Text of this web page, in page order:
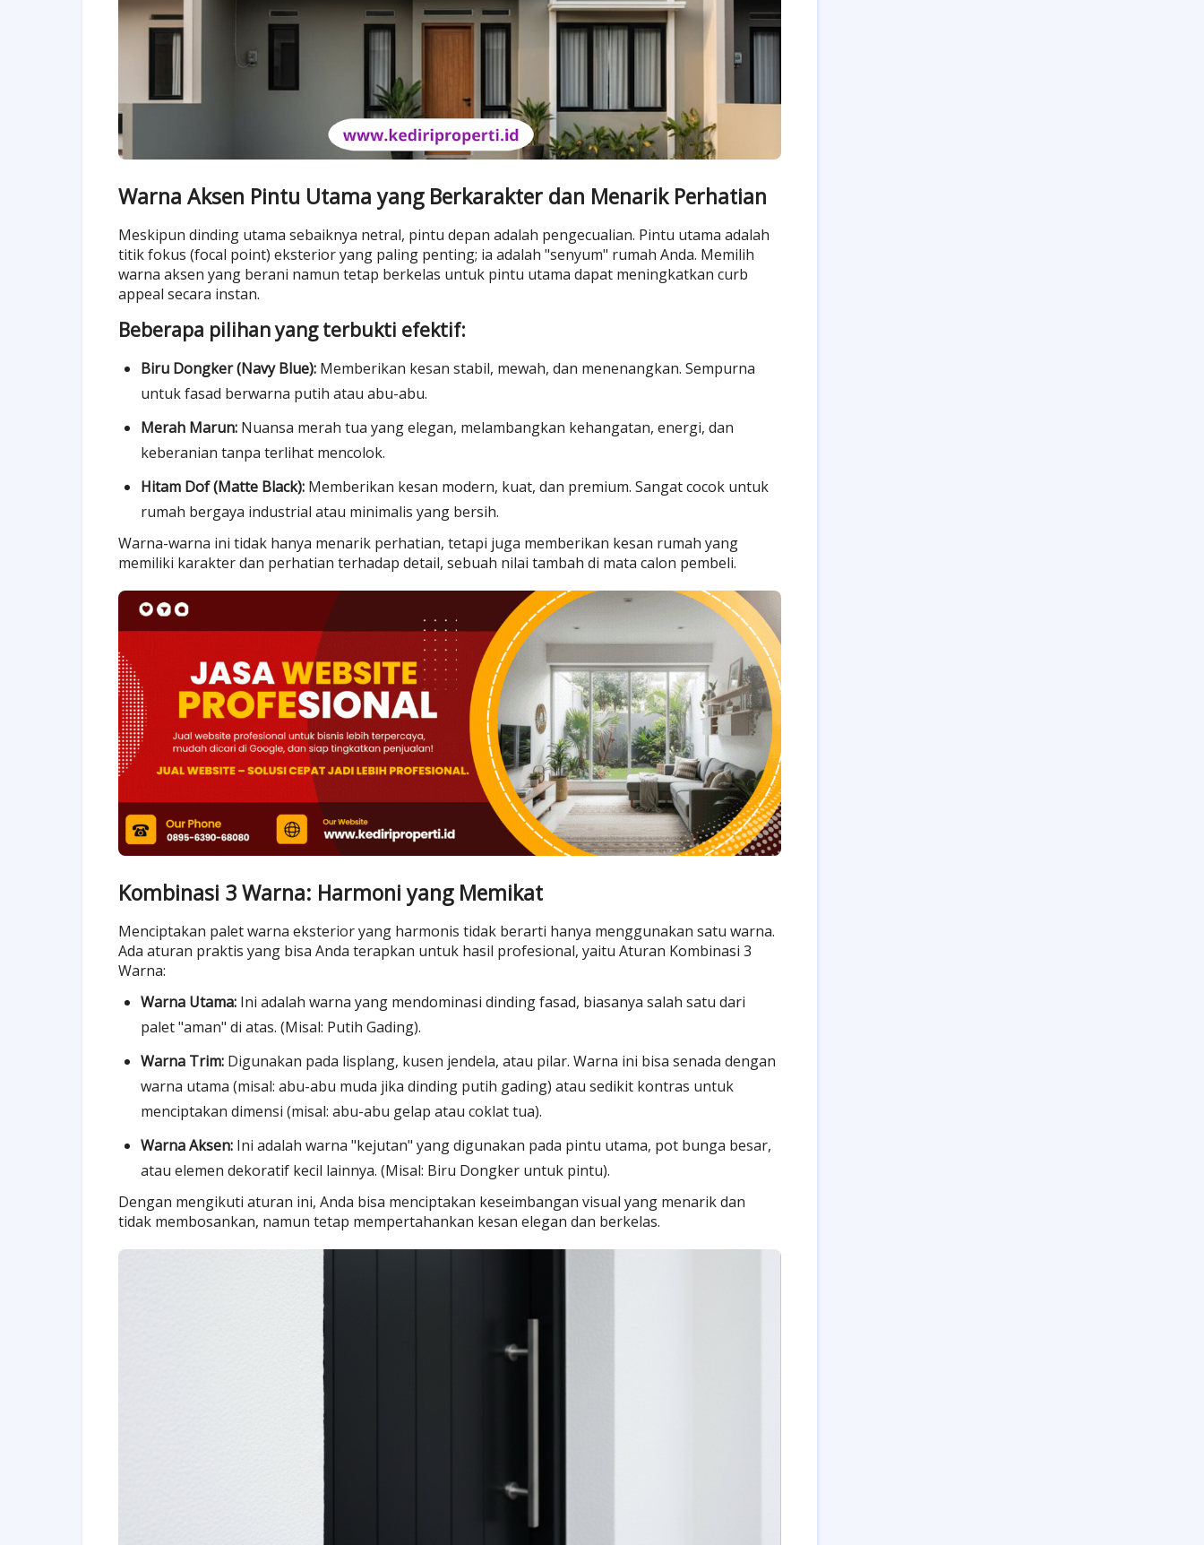
Warna Aksen Pintu Utama yang Berkarakter dan Menarik Perhatian
Meskipun dinding utama sebaiknya netral, pintu depan adalah pengecualian. Pintu utama adalah
titik fokus (focal point) eksterior yang paling penting; ia adalah "senyum" rumah Anda. Memilih
warna aksen yang berani namun tetap berkelas untuk pintu utama dapat meningkatkan curb
appeal secara instan.
Beberapa pilihan yang terbukti efektif:
Biru Dongker (Navy Blue): Memberikan kesan stabil, mewah, dan menenangkan. Sempurna
untuk fasad berwarna putih atau abu-abu.
Merah Marun: Nuansa merah tua yang elegan, melambangkan kehangatan, energi, dan
keberanian tanpa terlihat mencolok.
Hitam Dof (Matte Black): Memberikan kesan modern, kuat, dan premium. Sangat cocok untuk
rumah bergaya industrial atau minimalis yang bersih.
Warna-warna ini tidak hanya menarik perhatian, tetapi juga memberikan kesan rumah yang
memiliki karakter dan perhatian terhadap detail, sebuah nilai tambah di mata calon pembeli.
Kombinasi 3 Warna: Harmoni yang Memikat
Menciptakan palet warna eksterior yang harmonis tidak berarti hanya menggunakan satu warna.
Ada aturan praktis yang bisa Anda terapkan untuk hasil profesional, yaitu Aturan Kombinasi 3
Warna:
Warna Utama: Ini adalah warna yang mendominasi dinding fasad, biasanya salah satu dari
palet "aman" di atas. (Misal: Putih Gading).
Warna Trim: Digunakan pada lisplang, kusen jendela, atau pilar. Warna ini bisa senada dengan
warna utama (misal: abu-abu muda jika dinding putih gading) atau sedikit kontras untuk
menciptakan dimensi (misal: abu-abu gelap atau coklat tua).
Warna Aksen: Ini adalah warna "kejutan" yang digunakan pada pintu utama, pot bunga besar,
atau elemen dekoratif kecil lainnya. (Misal: Biru Dongker untuk pintu).
Dengan mengikuti aturan ini, Anda bisa menciptakan keseimbangan visual yang menarik dan
tidak membosankan, namun tetap mempertahankan kesan elegan dan berkelas.